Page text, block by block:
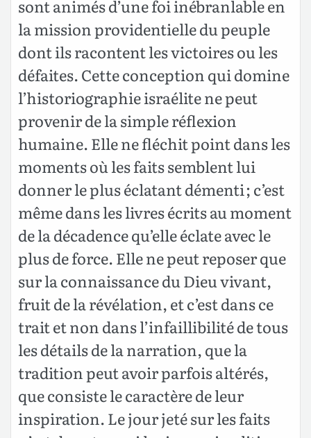
sont animés d’une foi inébranlable en
la mission providentielle du peuple
dont ils racontent les victoires ou les
défaites. Cette conception qui domine
l’historiographie israélite ne peut
provenir de la simple réflexion
humaine. Elle ne fléchit point dans les
moments où les faits semblent lui
donner le plus éclatant démenti ; c’est
même dans les livres écrits au moment
de la décadence qu’elle éclate avec le
plus de force. Elle ne peut reposer que
sur la connaissance du Dieu vivant,
fruit de la révélation, et c’est dans ce
trait et non dans l’infaillibilité de tous
les détails de la narration, que la
tradition peut avoir parfois altérés,
que consiste le caractère de leur
inspiration. Le jour jeté sur les faits